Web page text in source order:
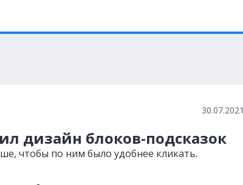
30.07.2021
дизайн блоков-подсказок
чтобы по ним было удобнее кликать.